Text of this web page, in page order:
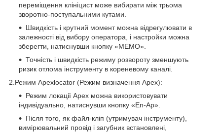
переміщення клініцист може вибирати між трьома
зворотно-поступальними кутами.
Швидкість і крутний момент можна відрегулювати в
залежності від вибору оператора, і настройки можна
зберегти, натиснувши кнопку «MEMO».
Точність і швидкість режиму розвороту зменшують
ризик отлома інструменту в кореневому каналі.
2.Режим Apexlocator (Режим визначення Apex):
Режим локації Apex можна використовувати
індивідуально, натиснувши кнопку «En-Ap».
Після того, як файл-кліп (утримувач інструменту),
вимірювальний провід і загубник встановлені,